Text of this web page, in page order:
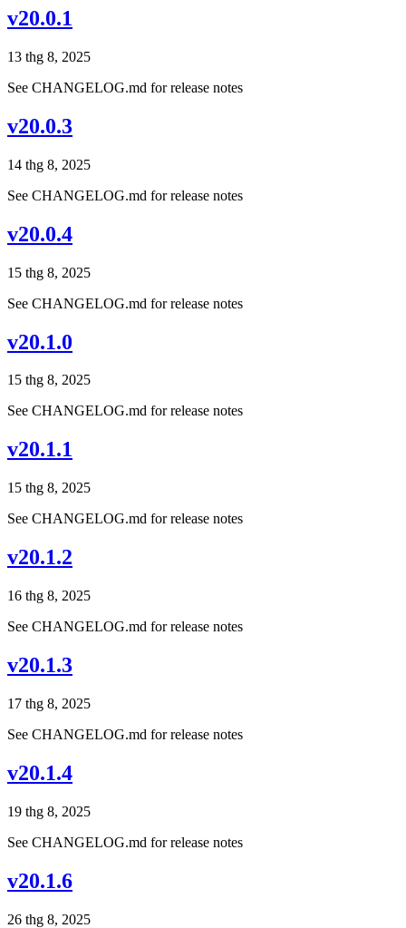
v20.0.1
13 thg 8, 2025
See CHANGELOG.md for release notes
v20.0.3
14 thg 8, 2025
See CHANGELOG.md for release notes
v20.0.4
15 thg 8, 2025
See CHANGELOG.md for release notes
v20.1.0
15 thg 8, 2025
See CHANGELOG.md for release notes
v20.1.1
15 thg 8, 2025
See CHANGELOG.md for release notes
v20.1.2
16 thg 8, 2025
See CHANGELOG.md for release notes
v20.1.3
17 thg 8, 2025
See CHANGELOG.md for release notes
v20.1.4
19 thg 8, 2025
See CHANGELOG.md for release notes
v20.1.6
26 thg 8, 2025